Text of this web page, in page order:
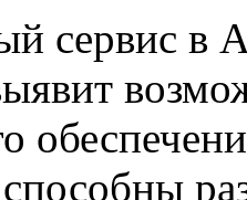
сервис в